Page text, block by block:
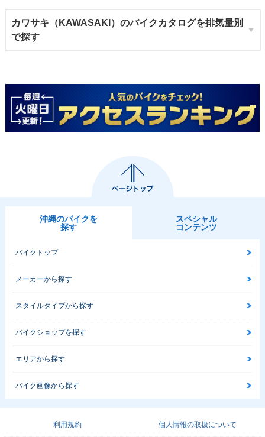
カワサキ（KAWASAKI）のバイクカタログを排気量別
で探す
沖縄のバイクを
探す
スペシャル
コンテンツ
バイクトップ
メーカーから探す
スタイルタイプから探す
バイクショップを探す
エリアから探す
バイク画像から探す
利用規約 個人情報の取扱について